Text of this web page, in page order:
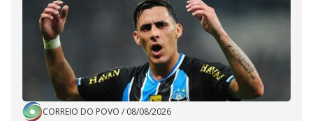
CORREIO DO POVO / 08/08/2026